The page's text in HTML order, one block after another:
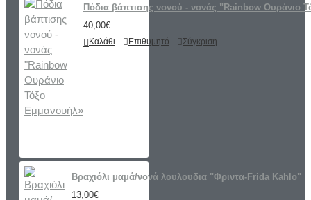
Πόδια βάπτισης νονού - νονάς "Rainbow Ουράνιο
40,00€
Καλάθι Επιθυμητό Σύγκριση
Βραχιόλι μαμά/νονά λουλουδια "Φριντα-Frida Kahlo"
13,00€